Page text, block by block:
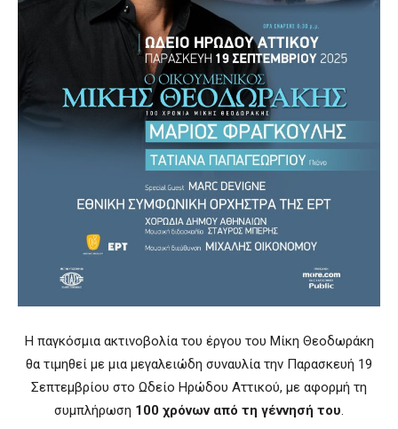
Η παγκόσμια ακτινοβολία του έργου του Μίκη Θεοδωράκη
θα τιμηθεί με μια μεγαλειώδη συναυλία την Παρασκευή 19
Σεπτεμβρίου στο Ωδείο Ηρώδου Αττικού, με αφορμή τη
συμπλήρωση 100 χρόνων από τη γέννησή του.